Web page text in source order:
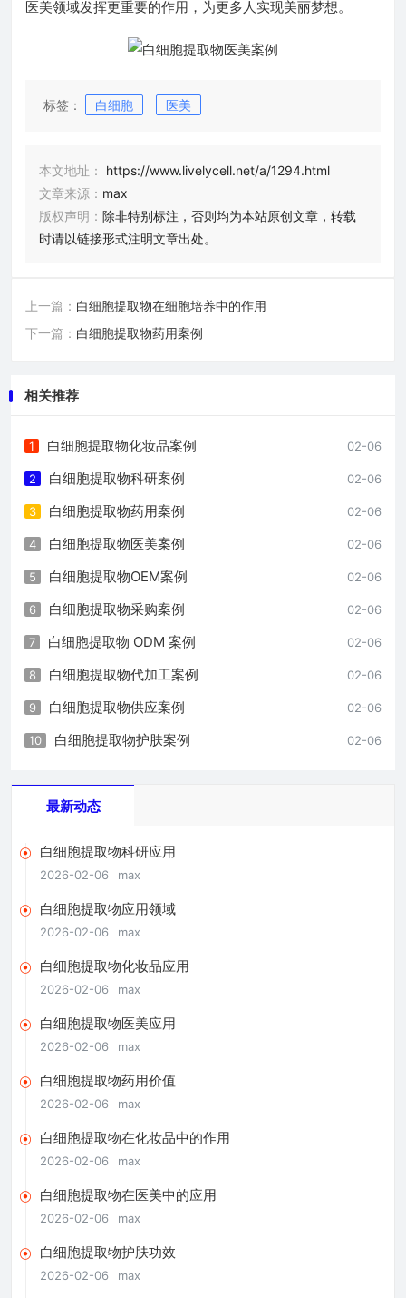
医美领域发挥更重要的作用，为更多人实现美丽梦想。
标签： 白细胞 医美
本文地址：
https://www.livelycell.net/a/1294.html
文章来源： max
版权声明： 除非特别标注，否则均为本站原创文章，转载
时请以链接形式注明文章出处。
上一篇： 白细胞提取物在细胞培养中的作用
下一篇： 白细胞提取物药用案例
相关推荐
02-06
1 白细胞提取物化妆品案例
02-06
2 白细胞提取物科研案例
02-06
3 白细胞提取物药用案例
02-06
4 白细胞提取物医美案例
02-06
5 白细胞提取物OEM案例
02-06
6 白细胞提取物采购案例
02-06
7 白细胞提取物 ODM 案例
02-06
8 白细胞提取物代加工案例
02-06
9 白细胞提取物供应案例
02-06
10 白细胞提取物护肤案例
最新动态
白细胞提取物科研应用
2026-02-06 max
白细胞提取物应用领域
2026-02-06 max
白细胞提取物化妆品应用
2026-02-06 max
白细胞提取物医美应用
2026-02-06 max
白细胞提取物药用价值
2026-02-06 max
白细胞提取物在化妆品中的作用
2026-02-06 max
白细胞提取物在医美中的应用
2026-02-06 max
白细胞提取物护肤功效
2026-02-06 max